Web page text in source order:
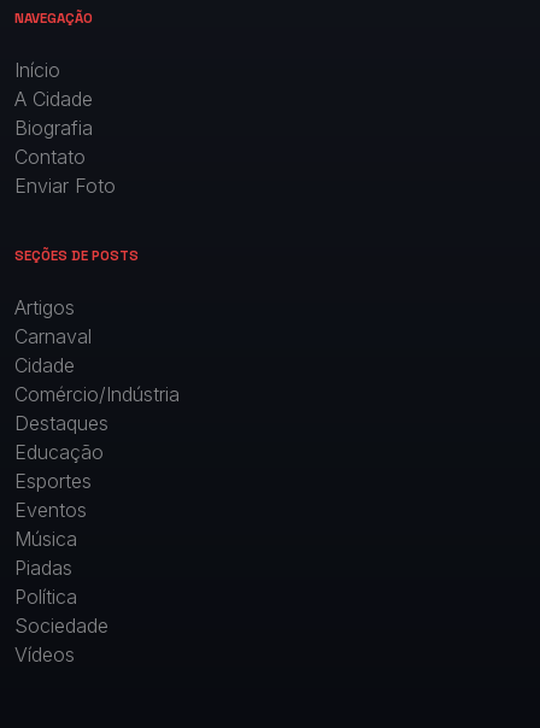
NAVEGAÇÃO
Início
A Cidade
Biografia
Contato
Enviar Foto
SEÇÕES DE POSTS
Artigos
Carnaval
Cidade
Comércio/Indústria
Destaques
Educação
Esportes
Eventos
Música
Piadas
Política
Sociedade
Vídeos